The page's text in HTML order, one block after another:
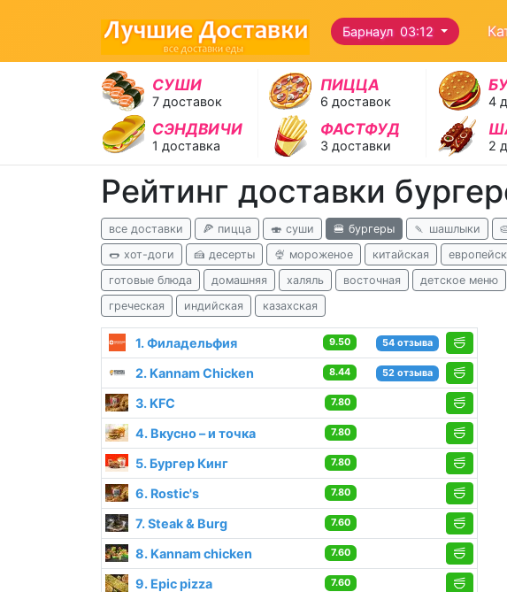
Барнаул 03:12
СУШИ
7 доставок
ПИЦЦА
6 доставок 4
СЭНДВИЧИ
1 доставка
ФАСТФУД
3 доставки 2
Рейтинг доставки
все доставки 🍕 пицца 🍣 суши 🍔 бургеры 🍡 шашлыки
🌭 хот-доги
🍰 десерты 🍨 мороженое китайская
готовые блюда
домашняя халяль восточная детское меню
греческая
индийская казахская
1. Филадельфия 9.50 54 отзыва
2. Kannam Chicken 8.44 52 отзыва
3. KFC 7.80
4. Вкусно – и точка 7.80
5. Бургер Кинг 7.80
6. Rostic's 7.80
7. Steak & Burg 7.60
8. Kannam chicken 7.60
9. Epic pizza 7.60